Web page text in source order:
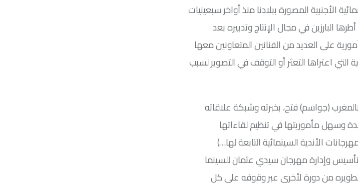
الأجنبية المصورة ببلادنا منذ أواخر سبعينيات
التلفزيونية الثانية عند تأسيسها سنة 1989 ويصبح أحد أطرها البارزين في مجال الإنتاج وتدبيره بعد
على العديد من الفنانين المتعاونين معها
اعتراها التعثر أو التوقف في التصوير لسبب
بالمغرب (جواسم) فتح، بخبرته وشبكة علاقاته
وسهل مأموريتها في تنظيم لقاءاتها
الأندية السينمائية التابعة لها…)
وإدارة مهرجان سيدي عثمان للسينما
دورته العاشرة من 9 إلى 12 أكتوبر 2024، وسهر على تطويره من دورة لأخرى عبر وقوفه على كل